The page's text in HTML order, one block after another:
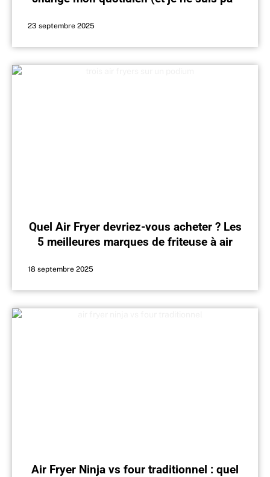
23 septembre 2025
Quel Air Fryer devriez-vous acheter ? Les
5 meilleures marques de friteuse à air
18 septembre 2025
Air Fryer Ninja vs four traditionnel : quel